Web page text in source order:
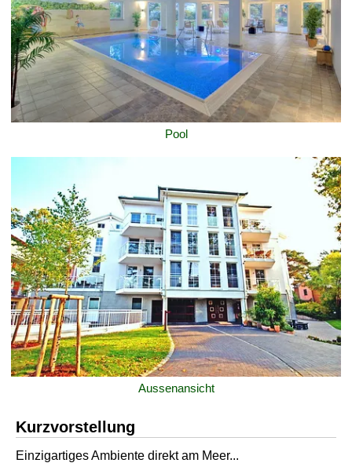
Pool
Aussenansicht
Kurzvorstellung
Einzigartiges Ambiente direkt am Meer...